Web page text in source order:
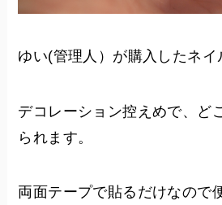
ゆい(管理人）が購入したネイ
デコレーション控えめで、ど
られます。
両面テープで貼るだけなので